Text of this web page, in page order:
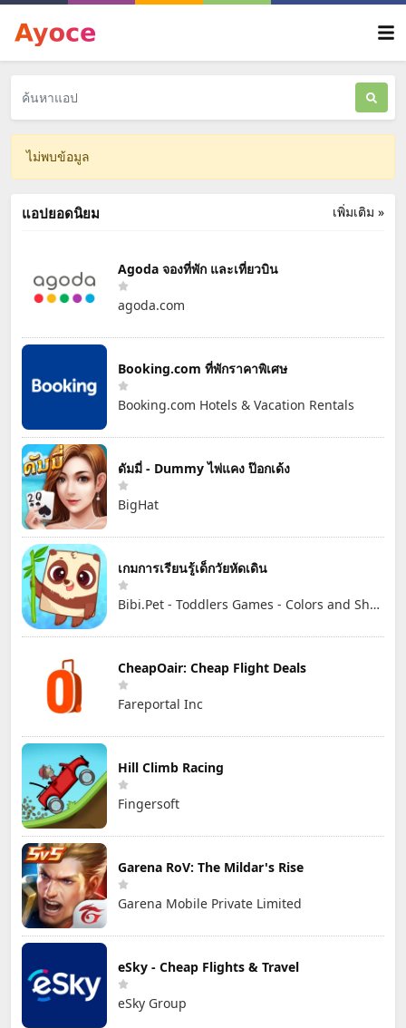
ไม่พบข้อมูล
เพิ่มเติม »
แอปยอดนิยม
Agoda จองที่พัก และเที่ยวบิน
agoda.com
Booking.com ที่พักราคาพิเศษ
Booking.com Hotels & Vacation Rentals
ดัมมี่ - Dummy ไพ่แคง ป๊อกเด้ง
BigHat
เกมการเรียนรู้เด็กวัยหัดเดิน
Bibi.Pet - Toddlers Games - Colors and Shapes
CheapOair: Cheap Flight Deals
Fareportal Inc
Hill Climb Racing
Fingersoft
Garena RoV: The Mildar's Rise
Garena Mobile Private Limited
eSky - Cheap Flights & Travel
eSky Group